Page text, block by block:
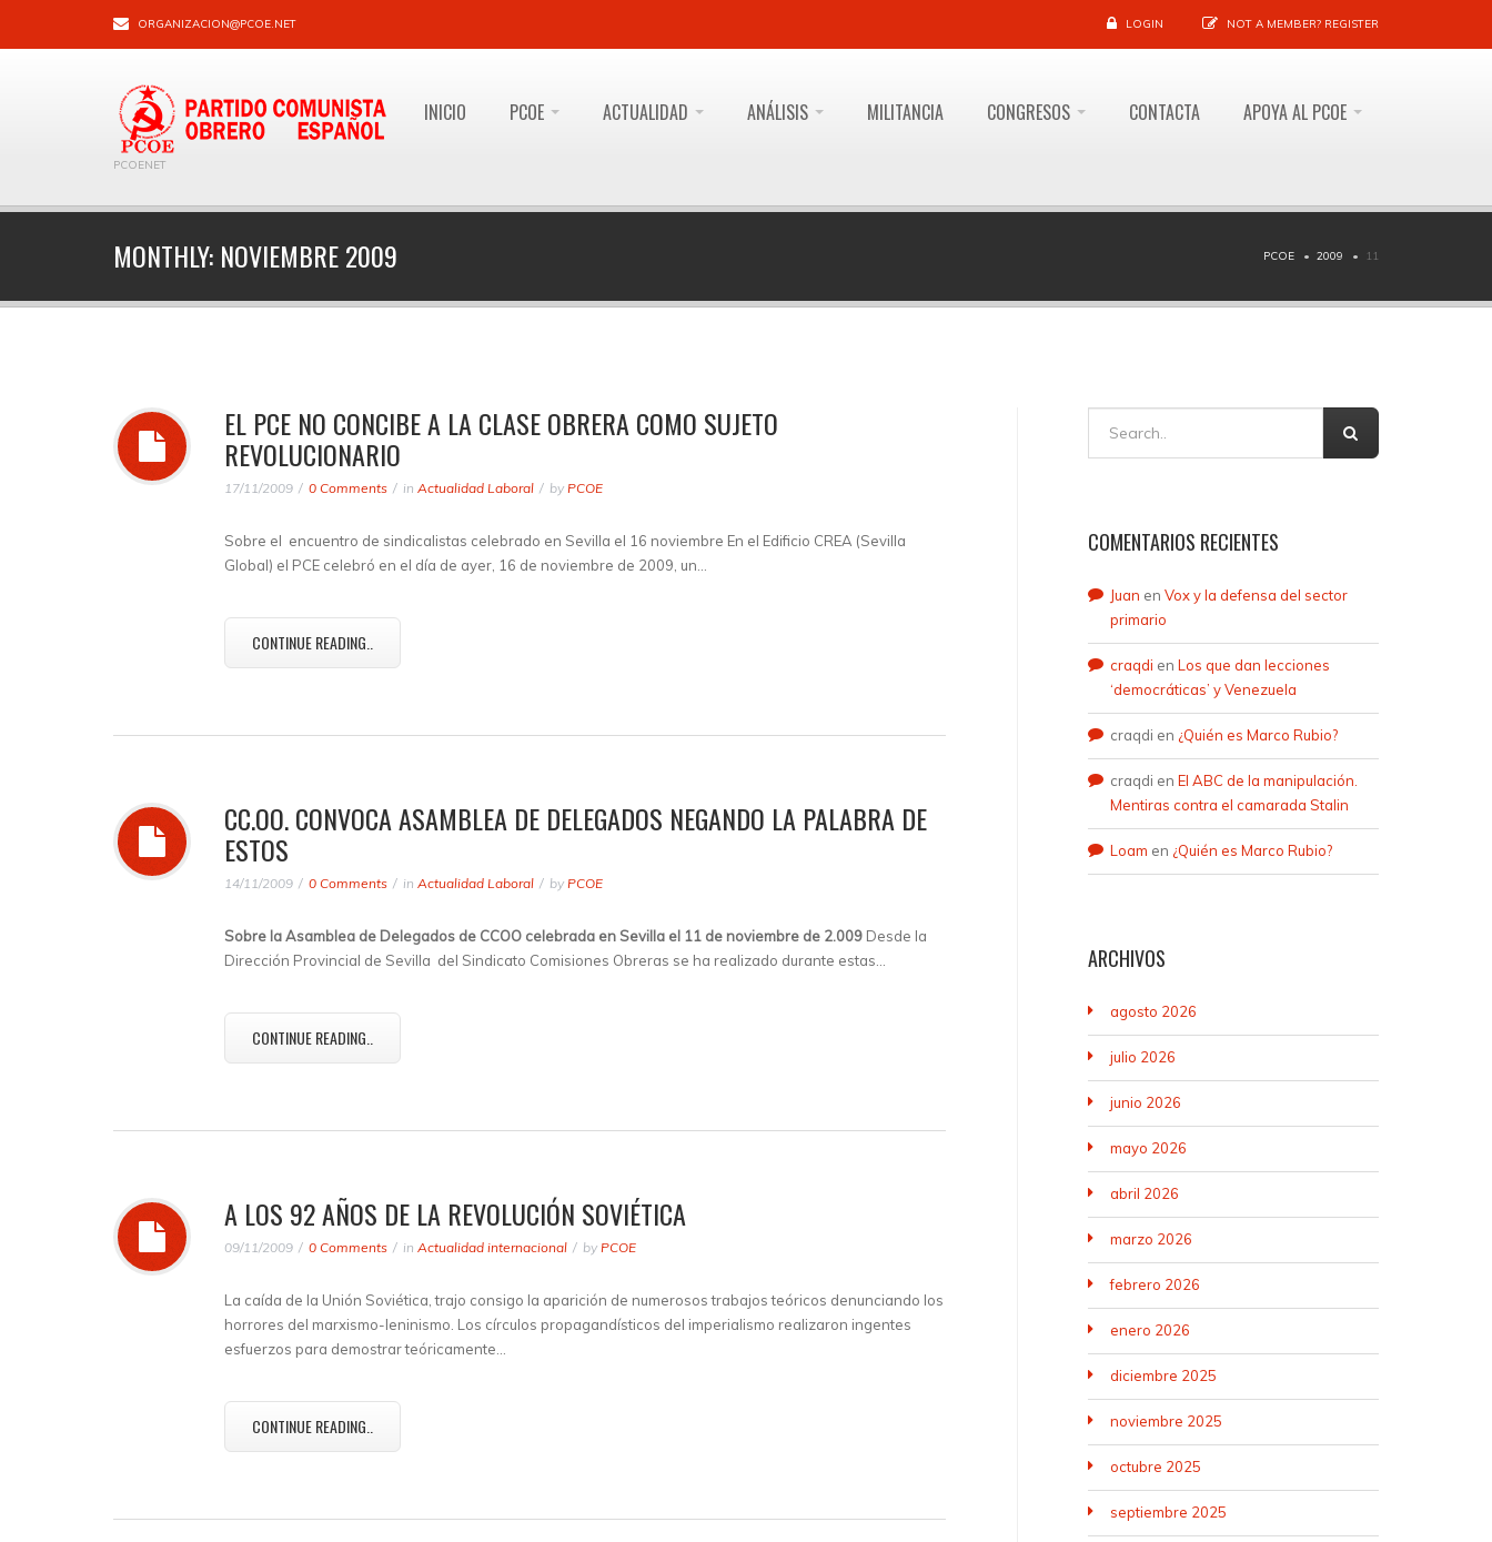
ORGANIZACION@PCOE.NET LOGIN NOT A MEMBER? REGISTER
PCOENET
INICIO PCOE ACTUALIDAD ANÁLISIS MILITANCIA CONGRESOS CONTACTA APOYA AL PCOE
MONTHLY: NOVIEMBRE 2009 PCOE 2009 11
EL PCE NO CONCIBE A LA CLASE OBRERA COMO SUJETO
REVOLUCIONARIO
17/11/2009 0 Comments in Actualidad Laboral by PCOE
Sobre el encuentro de sindicalistas celebrado en Sevilla el 16 noviembre En el Edificio CREA (Sevilla
Global) el PCE celebró en el día de ayer, 16 de noviembre de 2009, un…
CONTINUE READING..
CC.OO. CONVOCA ASAMBLEA DE DELEGADOS NEGANDO LA PALABRA DE
ESTOS
14/11/2009 0 Comments in Actualidad Laboral by PCOE
Sobre la Asamblea de Delegados de CCOO celebrada en Sevilla el 11 de noviembre de 2.009 Desde la
Dirección Provincial de Sevilla del Sindicato Comisiones Obreras se ha realizado durante estas…
CONTINUE READING..
A LOS 92 AÑOS DE LA REVOLUCIÓN SOVIÉTICA
09/11/2009 0 Comments in Actualidad internacional by PCOE
La caída de la Unión Soviética, trajo consigo la aparición de numerosos trabajos teóricos denunciando los
horrores del marxismo-leninismo. Los círculos propagandísticos del imperialismo realizaron ingentes
esfuerzos para demostrar teóricamente…
CONTINUE READING..
COMENTARIOS RECIENTES
Juan en Vox y la defensa del sector
primario
craqdi en Los que dan lecciones
‘democráticas’ y Venezuela
craqdi en ¿Quién es Marco Rubio?
craqdi en El ABC de la manipulación.
Mentiras contra el camarada Stalin
Loam en ¿Quién es Marco Rubio?
ARCHIVOS
agosto 2026
julio 2026
junio 2026
mayo 2026
abril 2026
marzo 2026
febrero 2026
enero 2026
diciembre 2025
noviembre 2025
octubre 2025
septiembre 2025